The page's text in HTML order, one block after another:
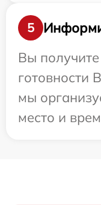
5
Вы
готовности
мы
место и